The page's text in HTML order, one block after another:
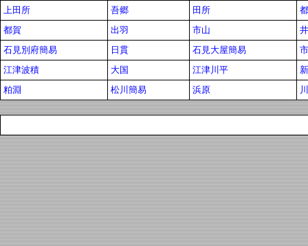
上田所
吾郷 田所
都賀
出羽 市山
石見別府簡易
日貫 石見大屋簡易
江津波積
大国 江津川平
粕淵
松川簡易 浜原